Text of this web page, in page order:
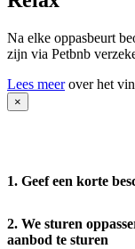
Na elke oppasbeurt
zijn via Petbnb
Lees meerover het
×
1. Geef een korte
2. We sturen
aanbod te sturen